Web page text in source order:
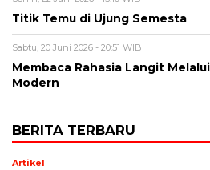
Titik Temu di Ujung Semesta
Sabtu, 20 Juni 2026 - 20:51 WIB
Membaca Rahasia Langit
Modern
BERITA TERBARU
Artikel